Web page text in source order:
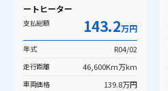
ートヒーター
支払総額 143.2万円
年式 R04/02
走行距離 46,600Km万km
車両価格 139.8万円